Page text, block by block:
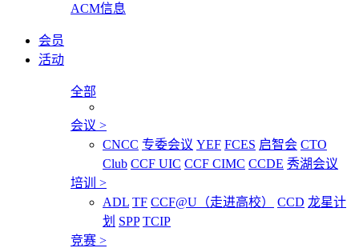
ACM信息
会员
活动
全部
会议 >
CNCC 专委会议 YEF FCES 启智会 CTO
Club CCF UIC CCF CIMC CCDE 秀湖会议
培训 >
ADL TF CCF@U（走进高校） CCD 龙星计
划 SPP TCIP
竞赛 >